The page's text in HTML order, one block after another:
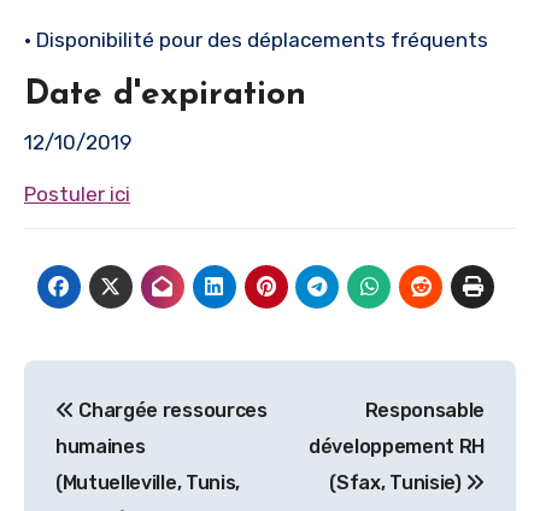
• Disponibilité pour des déplacements fréquents
Date d'expiration
12/10/2019
Postuler ici
de
l’article
Chargée ressources
humaines
(Mutuelleville, Tunis,
Responsable
développement RH
(Sfax, Tunisie)